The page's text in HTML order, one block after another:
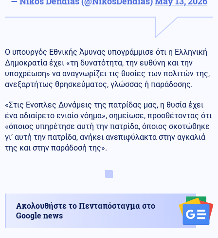
Ο υπουργός Εθνικής Άμυνας υπογράμμισε ότι η Ελληνική
Δημοκρατία έχει «τη δυνατότητα, την ευθύνη και την
υποχρέωση» να αναγνωρίζει τις θυσίες των πολιτών της,
ανεξαρτήτως θρησκεύματος, γλώσσας ή παράδοσης.
«Στις Ενοπλες Δυνάμεις της πατρίδας μας, η θυσία έχει
ένα αδιαίρετο ενιαίο νόημα», σημείωσε, προσθέτοντας ότι
«όποιος υπηρέτησε αυτή την πατρίδα, όποιος σκοτώθηκε
γι’ αυτή την πατρίδα, ανήκει ανεπιφύλακτα στην αγκαλιά
της και στην παράδοσή της».
Ακολουθήστε το Πενταπόσταγμα στο
Google news